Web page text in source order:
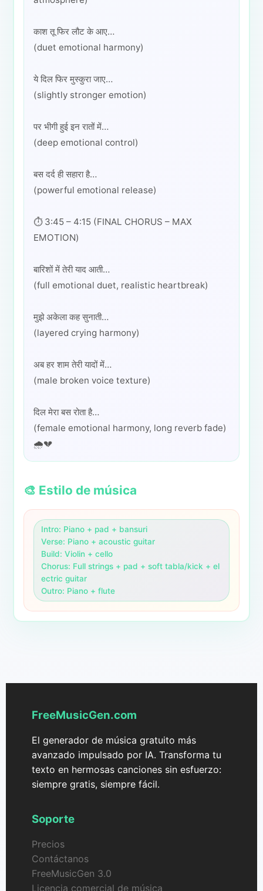
काश तू फिर लौट के आए…
(duet emotional harmony)
ये दिल फिर मुस्कुरा जाए…
(slightly stronger emotion)
पर भीगी हुई इन रातों में…
(deep emotional control)
बस दर्द ही सहारा है…
(powerful emotional release)
⏱️ 3:45 – 4:15 (FINAL CHORUS – MAX
EMOTION)
बारिशों में तेरी याद आती…
(full emotional duet, realistic heartbreak)
मुझे अकेला कह सुनाती…
(layered crying harmony)
अब हर शाम तेरी यादों में…
(male broken voice texture)
दिल मेरा बस रोता है…
(female emotional harmony, long reverb fade)
🌧️💔
🎨 Estilo de música
Intro: Piano + pad + bansuri
Verse: Piano + acoustic guitar
Build: Violin + cello
Chorus: Full strings + pad + soft tabla/kick + el
ectric guitar
Outro: Piano + flute
FreeMusicGen.com
El generador de música gratuito más
avanzado impulsado por IA. Transforma tu
texto en hermosas canciones sin esfuerzo:
siempre gratis, siempre fácil.
Soporte
Precios
Contáctanos
FreeMusicGen 3.0
Licencia comercial de música